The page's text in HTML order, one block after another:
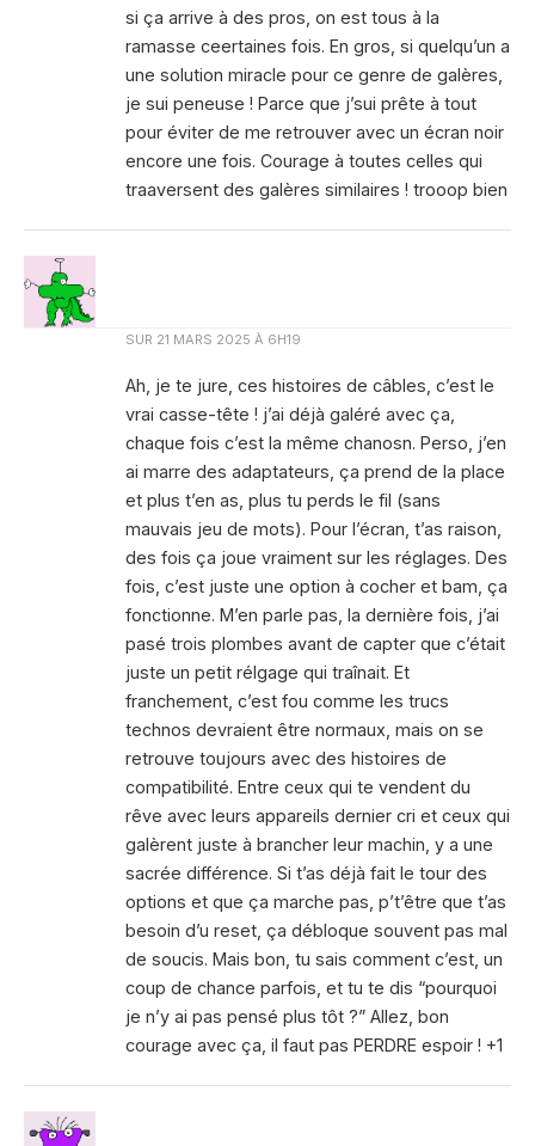
si ça arrive à des pros, on est tous à la
ramasse ceertaines fois. En gros, si quelqu’un a
une solution miracle pour ce genre de galères,
je sui peneuse ! Parce que j’sui prête à tout
pour éviter de me retrouver avec un écran noir
encore une fois. Courage à toutes celles qui
traaversent des galères similaires ! trooop bien
SUR 21 MARS 2025 À 6H19
Ah, je te jure, ces histoires de câbles, c’est le
vrai casse-tête ! j’ai déjà galéré avec ça,
chaque fois c’est la même chanosn. Perso, j’en
ai marre des adaptateurs, ça prend de la place
et plus t’en as, plus tu perds le fil (sans
mauvais jeu de mots). Pour l’écran, t’as raison,
des fois ça joue vraiment sur les réglages. Des
fois, c’est juste une option à cocher et bam, ça
fonctionne. M’en parle pas, la dernière fois, j’ai
pasé trois plombes avant de capter que c’était
juste un petit rélgage qui traînait. Et
franchement, c’est fou comme les trucs
technos devraient être normaux, mais on se
retrouve toujours avec des histoires de
compatibilité. Entre ceux qui te vendent du
rêve avec leurs appareils dernier cri et ceux qui
galèrent juste à brancher leur machin, y a une
sacrée différence. Si t’as déjà fait le tour des
options et que ça marche pas, p’t’être que t’as
besoin d’u reset, ça débloque souvent pas mal
de soucis. Mais bon, tu sais comment c’est, un
coup de chance parfois, et tu te dis “pourquoi
je n’y ai pas pensé plus tôt ?” Allez, bon
courage avec ça, il faut pas PERDRE espoir ! +1